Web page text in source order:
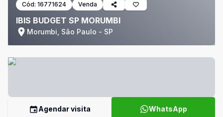
Cód: 16771624 Venda
IBIS BUDGET SP MORUMBI
Morumbi, São Paulo - SP
Agendar visita WhatsApp